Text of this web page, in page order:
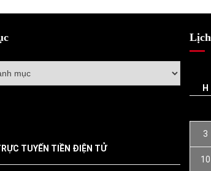
TUYẾN TIỀN ĐIỆN TỬ
Lịch
H
3
10